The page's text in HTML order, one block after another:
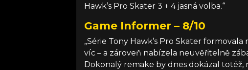
Hawk’s Pro Skater 3 + 4 jasná volba.“
Game Informer – 8/10
„Série Tony Hawk’s Pro Skater
víc – a zároveň nabízela neuvěřitelně
Dokonalý remake by dnes dokázal